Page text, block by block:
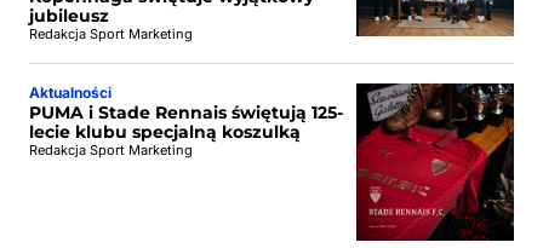
jubileusz
Redakcja Sport Marketing
Aktualności
PUMA i Stade Rennais świętują 125-
lecie klubu specjalną koszulką
Redakcja Sport Marketing